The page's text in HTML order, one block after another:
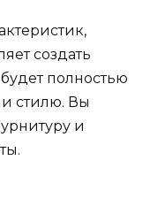
создать
полностью
и стилю. Вы
и